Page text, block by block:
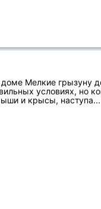
доме Мелкие грызуну
условиях, но
и крысы, наступа...